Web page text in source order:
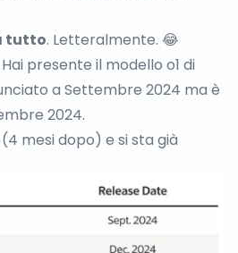
tutto. Letteralmente. 😂
presente il modello o1 di
a Settembre 2024 ma è
2024.
mesi dopo) e si sta già